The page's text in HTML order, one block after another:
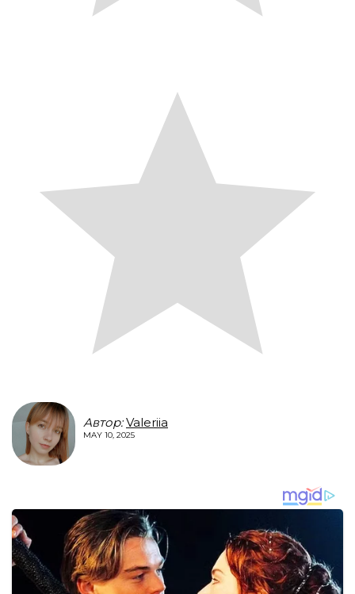
Автор: Valeriia
MAY 10, 2025